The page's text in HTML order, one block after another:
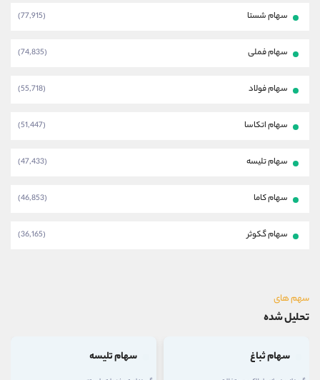
سهام شستا (77,915)
سهام فملی (74,835)
سهام فولاد (55,718)
سهام اتکاسا (51,447)
سهام تلیسه (47,433)
سهام کاما (46,853)
سهام گکوثر (36,165)
سهم های
تحلیل شده
سهام ثباغ سهام تلیسه